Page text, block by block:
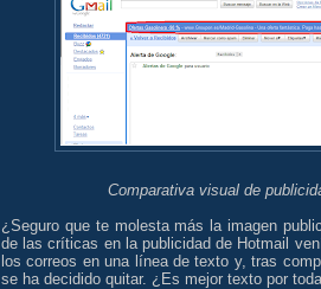
Comparativa visual de
¿Seguro que te molesta más la imagen
de las críticas en la publicidad de Hotmail
los correos en una línea de texto y, tras
se ha decidido quitar. ¿Es mejor texto por